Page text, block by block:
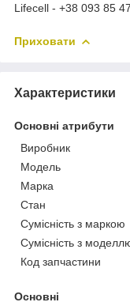
Lifecell - +38 093 85
Приховати
Характеристики
Основні атрибути
Виробник
Модель
Марка
Стан
Сумісність з маркою
Сумісність з
Код запчастини
Основні